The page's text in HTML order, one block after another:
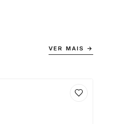
VER MAIS →